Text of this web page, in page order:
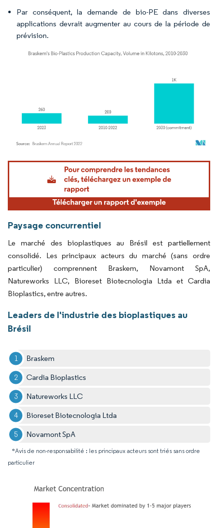
Par conséquent, la demande de bio-PE dans diverses
applications devrait augmenter au cours de la période de
prévision.
Image © Mordor Intelligence. La réutilisation nécessite une attribution sous CC BY
Paysage concurrentiel
Le marché des bioplastiques au Brésil est partiellement
consolidé. Les principaux acteurs du marché (sans ordre
particulier) comprennent Braskem, Novamont SpA,
Natureworks LLC, Bioreset Biotecnologia Ltda et Cardia
Bioplastics, entre autres.
Leaders de l'industrie des bioplastiques au
Brésil
Braskem
Cardia Bioplastics
Natureworks LLC
Bioreset Biotecnologia Ltda
Novamont SpA
*Avis de non-responsabilité : les principaux acteurs sont triés sans ordre
particulier